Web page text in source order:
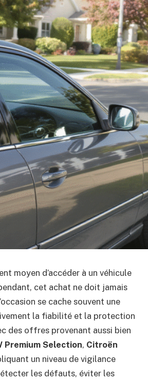
moyen d’accéder à un véhicule
cet achat ne doit jamais
se cache souvent une
la fiabilité et la protection
des offres provenant aussi bien
Premium Selection, Citroën
un niveau de vigilance
les défauts, éviter les